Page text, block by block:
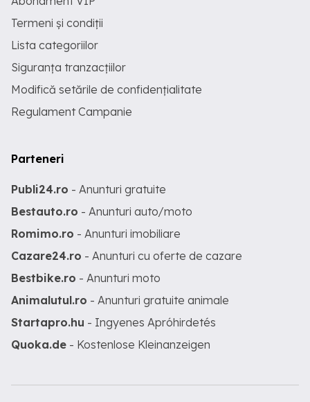
Termeni și condiții
Lista categoriilor
Siguranța tranzacțiilor
Modifică setările de confidențialitate
Regulament Campanie
Parteneri
Publi24.ro - Anunturi gratuite
Bestauto.ro - Anunturi auto/moto
Romimo.ro - Anunturi imobiliare
Cazare24.ro - Anunturi cu oferte de cazare
Bestbike.ro - Anunturi moto
Animalutul.ro - Anunturi gratuite animale
Startapro.hu - Ingyenes Apróhirdetés
Quoka.de - Kostenlose Kleinanzeigen